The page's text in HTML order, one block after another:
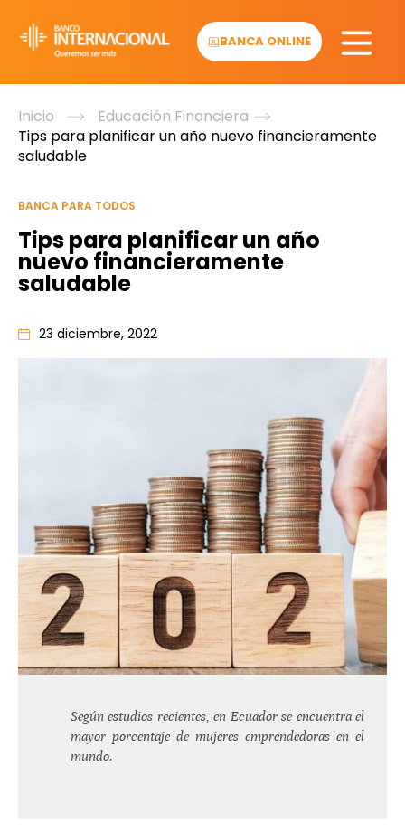
content
BANCA ONLINE
Inicio
Educación Financiera
Tips para planificar un año nuevo financieramente
saludable
BANCA PARA TODOS
Tips para planificar un año
nuevo financieramente
saludable
23 diciembre, 2022
Según estudios recientes, en Ecuador se encuentra el
mayor porcentaje de mujeres emprendedoras en el
mundo.